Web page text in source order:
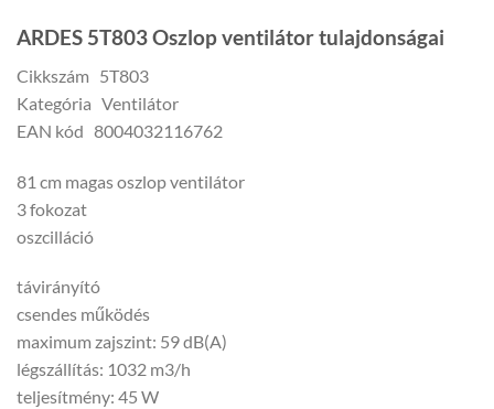
ARDES 5T803 Oszlop ventilátor tulajdonságai
Cikkszám 5T803
Kategória Ventilátor
EAN kód 8004032116762
81 cm magas oszlop ventilátor
3 fokozat
oszcilláció
távirányító
csendes működés
maximum zajszint: 59 dB(A)
légszállítás: 1032 m3/h
teljesítmény: 45 W